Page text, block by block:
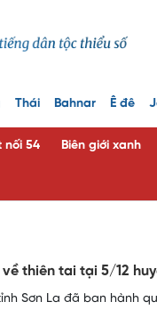
Thái Bahnar Ê đê
nối 54 Biên giới xanh
thiên tai tại 5/12
Sơn La đã ban hành